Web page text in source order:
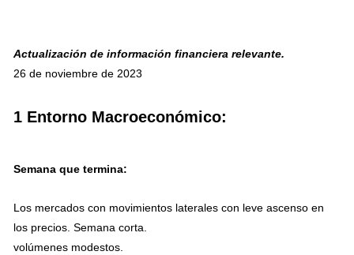
Actualización de información financiera relevante.
26 de noviembre de 2023
1 Entorno Macroeconómico:
Semana que termina:
Los mercados con movimientos laterales con leve ascenso en
los precios. Semana corta.
volúmenes modestos.